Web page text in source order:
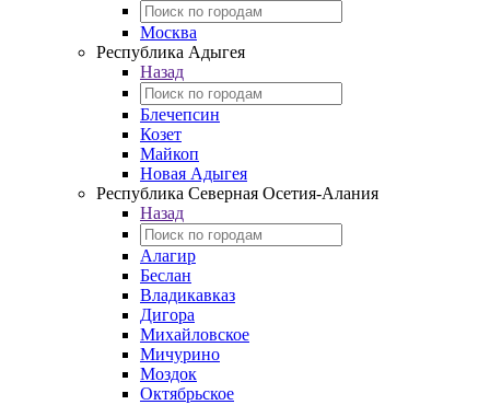
Москва
Республика Адыгея
Назад
Блечепсин
Козет
Майкоп
Новая Адыгея
Республика Северная Осетия-Алания
Назад
Алагир
Беслан
Владикавказ
Дигора
Михайловское
Мичурино
Моздок
Октябрьское